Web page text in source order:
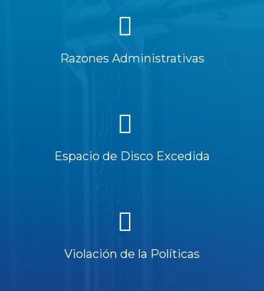
Razones Administrativas
Espacio de Disco Excedida
Violación de la Políticas